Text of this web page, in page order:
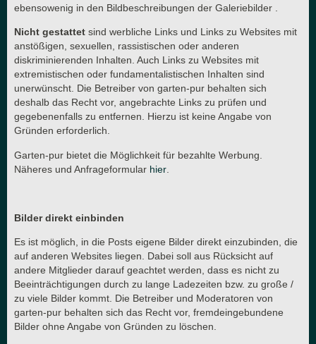
ebensowenig in den Bildbeschreibungen der Galeriebilder .
Nicht gestattet sind werbliche Links und Links zu Websites mit
anstößigen, sexuellen, rassistischen oder anderen
diskriminierenden Inhalten. Auch Links zu Websites mit
extremistischen oder fundamentalistischen Inhalten sind
unerwünscht. Die Betreiber von garten-pur behalten sich
deshalb das Recht vor, angebrachte Links zu prüfen und
gegebenenfalls zu entfernen. Hierzu ist keine Angabe von
Gründen erforderlich.
Garten-pur bietet die Möglichkeit für bezahlte Werbung.
Näheres und Anfrageformular hier
Bilder direkt einbinden
Es ist möglich, in die Posts eigene Bilder direkt einzubinden, die
auf anderen Websites liegen. Dabei soll aus Rücksicht auf
andere Mitglieder darauf geachtet werden, dass es nicht zu
Beeinträchtigungen durch zu lange Ladezeiten bzw. zu große /
zu viele Bilder kommt. Die Betreiber und Moderatoren von
garten-pur behalten sich das Recht vor, fremdeingebundene
Bilder ohne Angabe von Gründen zu löschen.